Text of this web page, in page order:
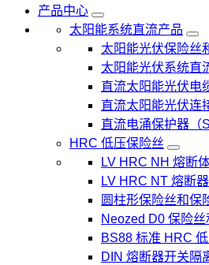
产品中心
太阳能系统直流产品
太阳能光伏保险丝
太阳能光伏系统直
直流太阳能光伏电
直流太阳能光伏连
直流电涌保护器（
HRC 低压保险丝
LV HRC NH 熔断
LV HRC NT 熔断
圆柱形保险丝和保
Neozed D0 保险
BS88 标准 HRC
DIN 熔断器开关隔